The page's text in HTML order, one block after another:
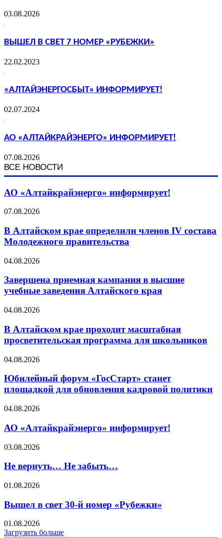
03.08.2026
ВЫШЕЛ В СВЕТ 7 НОМЕР «РУБЕЖКИ»
22.02.2023
«АЛТАЙЭНЕРГОСБЫТ» ИНФОРМИРУЕТ!
02.07.2024
АО «АЛТАЙКРАЙЭНЕРГО» ИНФОРМИРУЕТ!
07.08.2026
ВСЕ НОВОСТИ
АО «Алтайкрайэнерго» информирует!
07.08.2026
В Алтайском крае определили членов IV состава
Молодежного правительства
04.08.2026
Завершена приемная кампания в высшие
учебные заведения Алтайского края
04.08.2026
В Алтайском крае проходит масштабная
просветительская программа для школьников
04.08.2026
Юбилейный форум «ГосСтарт» станет
площадкой для обновления кадровой политики
04.08.2026
АО «Алтайкрайэнерго» информирует!
03.08.2026
Не вернуть… Не забыть…
01.08.2026
Вышел в свет 30-й номер «Рубежки»
01.08.2026
Загрузить больше